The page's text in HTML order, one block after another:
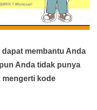
membantu Anda
Anda tidak punya
mengerti kode